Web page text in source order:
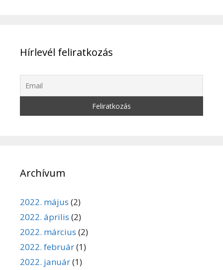
Hírlevél feliratkozás
Archívum
2022. május (2)
2022. április (2)
2022. március (2)
2022. február(1)
2022. január(1)